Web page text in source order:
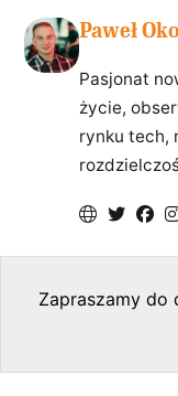
Paweł
Pasjonat
życie,
rynku tech,
Zapraszamy do